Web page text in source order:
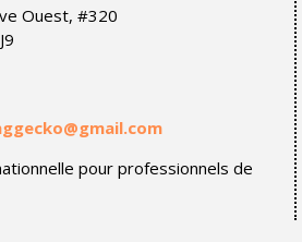
Ouest, #320
pour professionnels de